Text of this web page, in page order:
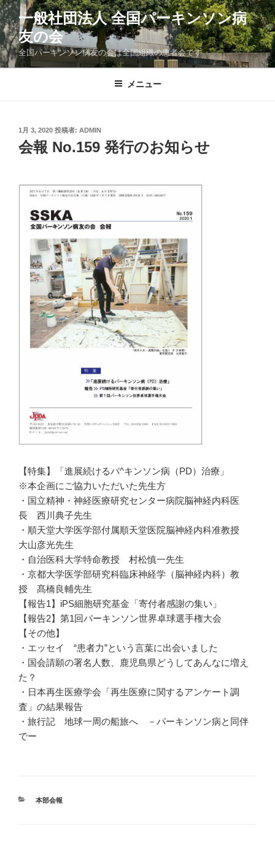
コ
ン
テ
ン
ツ
一般社団法人 全国パーキンソン病
友の会
全国パーキンソン病友の会は全国組織の患者会です
メニュー
投
稿
日:
1月 3, 2020 投稿者: ADMIN
会報 No.159 発行のお知らせ
【特集】「進展続けるパ^キンソン病（PD）治療」
※本企画にご協力いただいた先生方
・国立精神・神経医療研究センター病院脳神経内科医
長 西川典子先生
・順天堂大学医学部付属順天堂医院脳神経内科准教授
大山彦光先生
・自治医科大学特命教授 村松慎一先生
・京都大学医学部研究科臨床神経学（脳神経内科）教
授 髙橋良輔先生
【報告1】iPS細胞研究基金「寄付者感謝の集い」
【報告2】第1回パーキンソン世界卓球選手権大会
【その他】
・エッセイ “患者力”という言葉に出会いました
・国会請願の署名人数、鹿児島県どうしてあんなに増え
た？
・日本再生医療学会「再生医療に関するアンケート調
査」の結果報告
・旅行記 地球一周の船旅へ －パーキンソン病と同伴
でー
カ
本部会報